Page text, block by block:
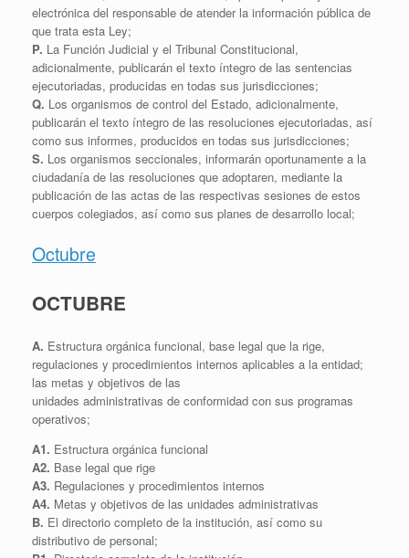
electrónica del responsable de atender la información pública de
que trata esta Ley;
P. La Función Judicial y el Tribunal Constitucional,
adicionalmente, publicarán el texto íntegro de las sentencias
ejecutoriadas, producidas en todas sus jurisdicciones;
Q. Los organismos de control del Estado, adicionalmente,
publicarán el texto íntegro de las resoluciones ejecutoriadas, así
como sus informes, producidos en todas sus jurisdicciones;
S. Los organismos seccionales, informarán oportunamente a la
ciudadanía de las resoluciones que adoptaren, mediante la
publicación de las actas de las respectivas sesiones de estos
cuerpos colegiados, así como sus planes de desarrollo local;
Octubre
OCTUBRE
A. Estructura orgánica funcional, base legal que la rige,
regulaciones y procedimientos internos aplicables a la entidad;
las metas y objetivos de las
unidades administrativas de conformidad con sus programas
operativos;
A1. Estructura orgánica funcional
A2. Base legal que rige
A3. Regulaciones y procedimientos internos
A4. Metas y objetivos de las unidades administrativas
B. El directorio completo de la institución, así como su
distributivo de personal;